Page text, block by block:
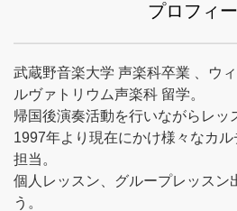
プロフィ
武蔵野音楽大学 声楽科卒業 、ウ
ルヴァトリウム声楽科 留学。
帰国後演奏活動を行いながらレッ
1997年より現在にかけ様々なカ
担当。
個人レッスン、グループレッスン
う。